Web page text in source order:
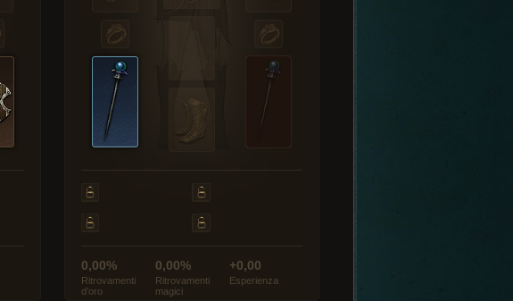
0,00%
Ritrovamenti
d’oro
0,00%
Ritrovamenti
magici
+0,00
Esperienza